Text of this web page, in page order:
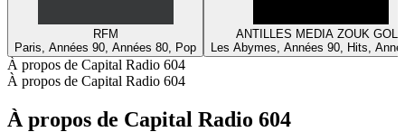
RFM
Paris, Années 90, Années 80, Pop
ANTILLES MEDIA ZOUK GOLD
Les Abymes, Années 90, Hits,
À propos de Capital Radio 604
À propos de Capital Radio 604
À propos de Capital Radio 604